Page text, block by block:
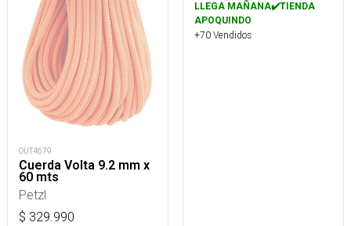
OUT4679
Cuerda Volta 9.2 mm x
60 mts
Petzl
$ 329.990
LLEGA MAÑANA✔️TIENDA
APOQUINDO
+70 Vendidos